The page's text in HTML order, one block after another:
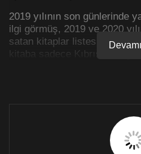
2019 yılının son günlerinde
ilgi görmüş, 2019 ve 2020
satan kitaplar listesinde ilk
kitaba sadece Kıbrıs’ta değil,
Dünyada 425 farklı dil, lehçe
son olarak
Acıpayam, Doğu Trakya ve